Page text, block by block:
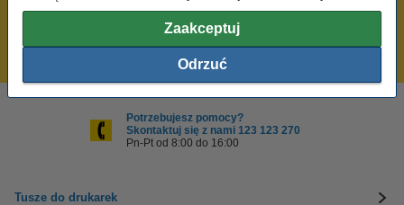
Zaakceptuj
Odrzuć
600 tysięcy zadowolonych klientów
Potrzebujesz pomocy?
Skontaktuj się z nami 123 123 270
Pn-Pt od 8:00 do 16:00
Tusze do drukarek